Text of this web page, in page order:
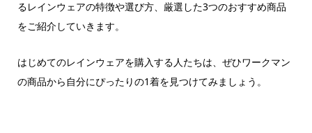
るレインウェアの特徴や選び方、厳選した3つのおすすめ商品
をご紹介していきます。
はじめてのレインウェアを購入する人たちは、ぜひワークマン
の商品から自分にぴったりの1着を見つけてみましょう。